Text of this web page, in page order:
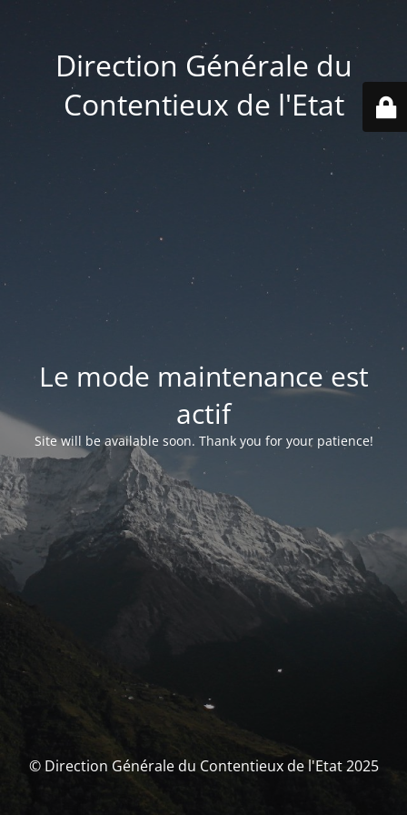
Direction Générale du
Contentieux de l'Etat
Le mode maintenance est
actif
Site will be available soon. Thank you for your patience!
© Direction Générale du Contentieux de l'Etat 2025